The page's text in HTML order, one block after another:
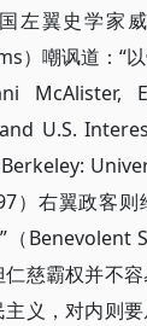
左翼史学家
）嘲讽道：“
McAlister,
U.S.
Berkeley:
）右翼政客
（Benevolent
慈霸权并不
义，对内则